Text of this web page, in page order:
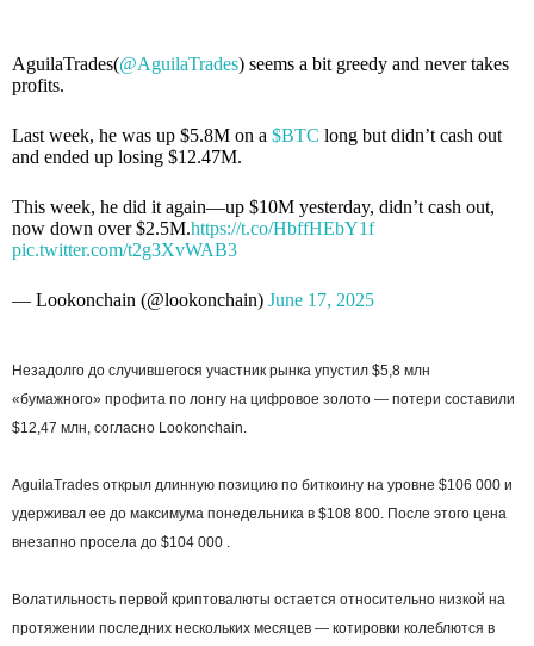
AguilaTrades(@AguilaTrades) seems a bit greedy and never takes
profits.
Last week, he was up $5.8M on a $BTC long but didn’t cash out
and ended up losing $12.47M.
This week, he did it again—up $10M yesterday, didn’t cash out,
now down over $2.5M.https://t.co/HbffHEbY1f
pic.twitter.com/t2g3XvWAB3
— Lookonchain (@lookonchain) June 17, 2025
Незадолго до случившегося участник рынка упустил $5,8 млн
«бумажного» профита по лонгу на цифровое золото — потери составили
$12,47 млн, согласно Lookonchain.
AguilaTrades открыл длинную позицию по биткоину на уровне $106 000 и
удерживал ее до максимума понедельника в $108 800. После этого цена
внезапно просела до $104 000 .
Волатильность первой криптовалюты остается относительно низкой на
протяжении последних нескольких месяцев — котировки колеблются в